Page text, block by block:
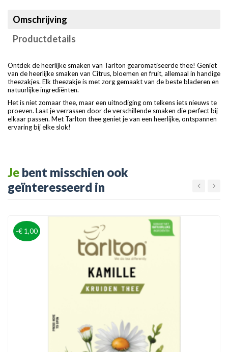
Omschrijving
Productdetails
Ontdek de heerlijke smaken van Tarlton gearomatiseerde thee! Geniet
van de heerlijke smaken van Citrus, bloemen en fruit, allemaal in handige
theezakjes. Elk theezakje is met zorg gemaakt van de beste bladeren en
natuurlijke ingrediënten.
Het is niet zomaar thee, maar een uitnodiging om telkens iets nieuws te
proeven. Laat je verrassen door de verschillende smaken die perfect bij
elkaar passen. Met Tarlton thee geniet je van een heerlijke, ontspannen
ervaring bij elke slok!
Je bent misschien ook
geïnteresseerd in
-€ 1,00